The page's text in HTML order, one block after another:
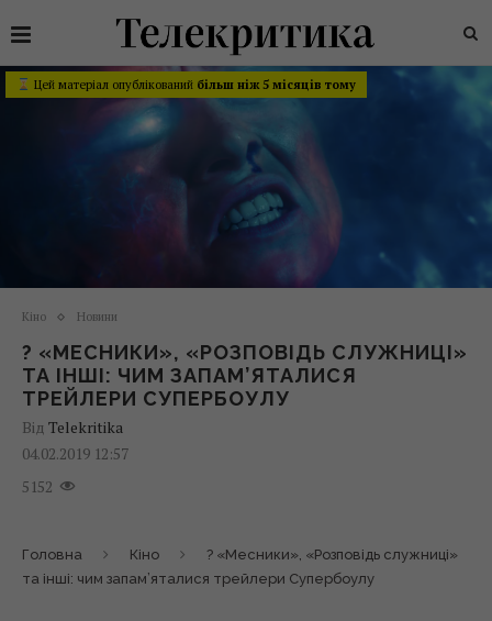
Цей матеріал опублікований більш ніж 5 місяців тому
Кіно Новини
? «МЕСНИКИ», «РОЗПОВІДЬ СЛУЖНИЦІ»
ТА ІНШІ: ЧИМ ЗАПАМ’ЯТАЛИСЯ
ТРЕЙЛЕРИ СУПЕРБОУЛУ
Від Telekritika
04.02.2019 12:57
5152
Головна Кіно
? «Месники», «Розповідь служниці»
та інші: чим запам’яталися трейлери Супербоулу